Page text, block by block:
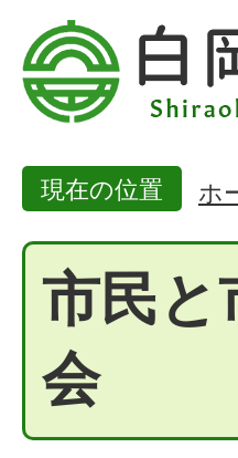
現在の位置 ホ
市民と
会